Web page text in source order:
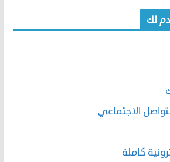
لك
الاجتماعي
كاملة